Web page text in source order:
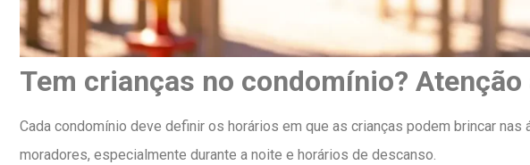
Tem crianças no condomínio?
Cada condomínio deve definir os horários em que as crianças podem brincar
moradores, especialmente durante a noite e horários de descanso.